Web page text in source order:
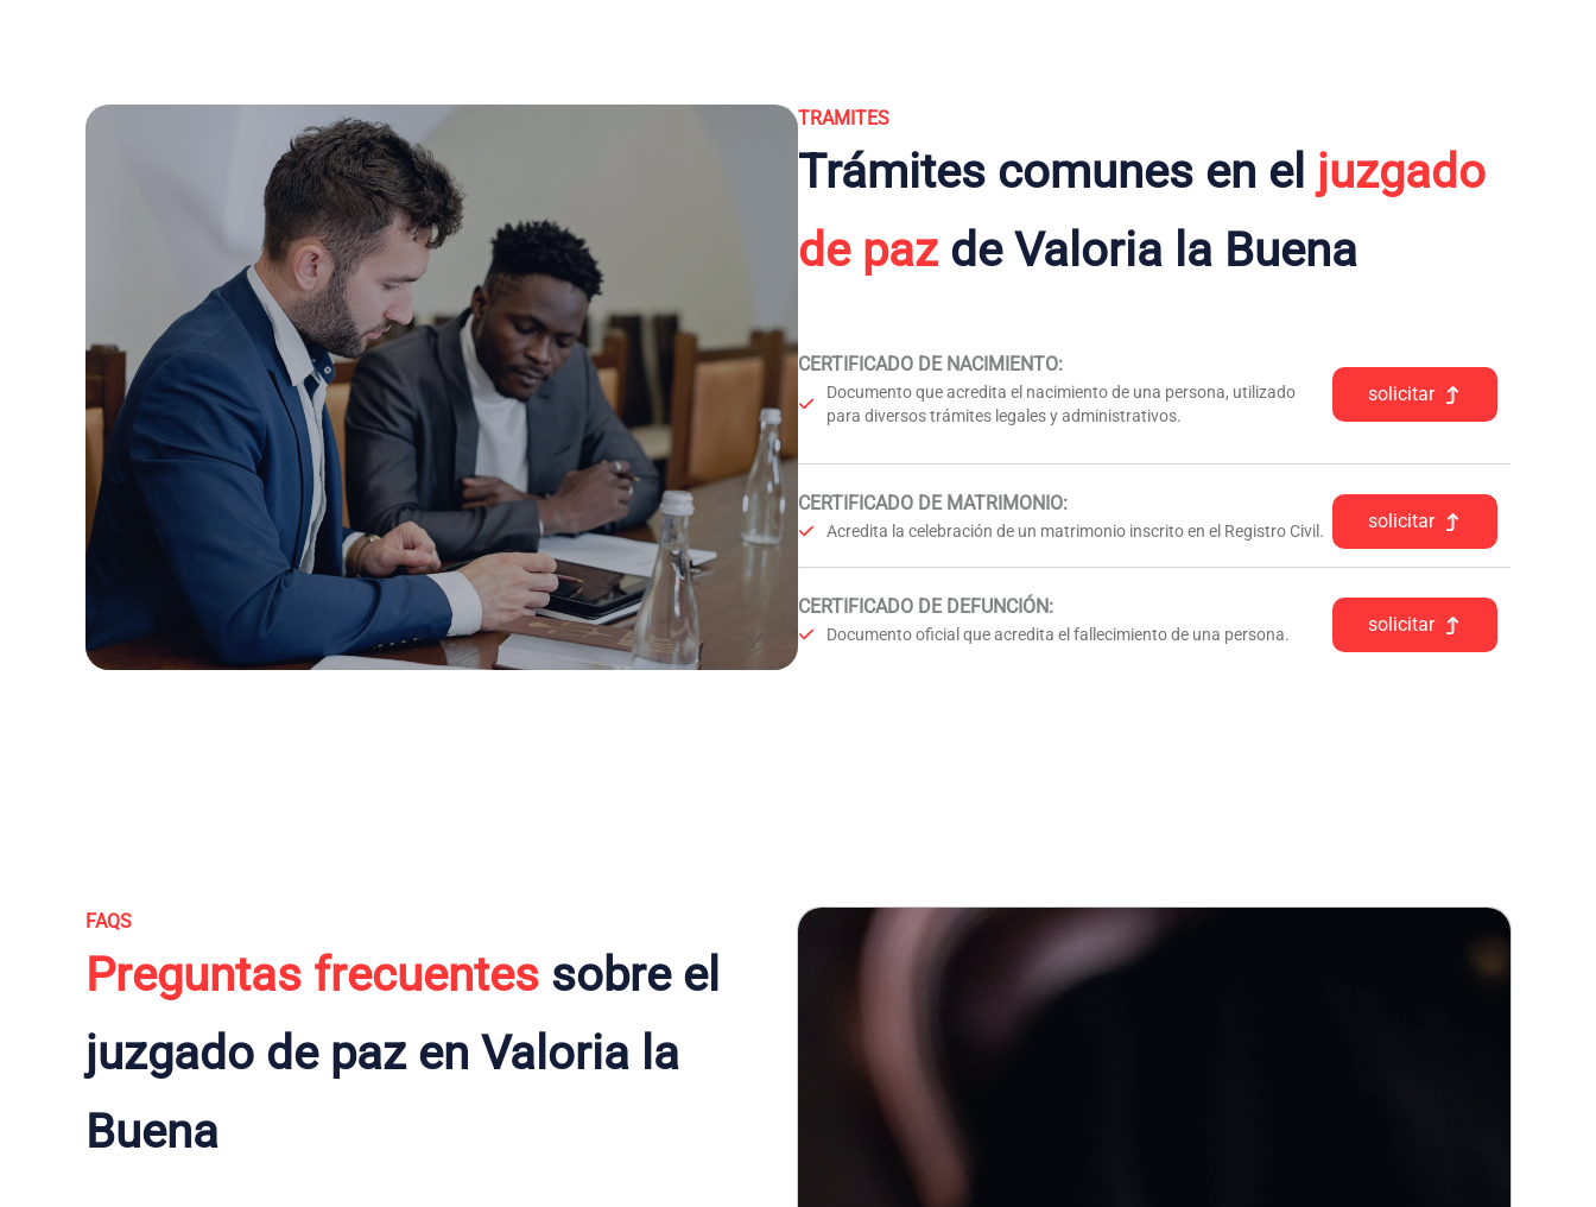
TRAMITES
Trámites comunes en el juzgado
de pazde Valoria la Buena
CERTIFICADO DE NACIMIENTO:
Documento que acredita el nacimiento de una persona, utilizado
para diversos trámites legales y administrativos.
solicitar
CERTIFICADO DE MATRIMONIO:
Acredita la celebración de un matrimonio inscrito en el Registro Civil. solicitar
CERTIFICADO DE DEFUNCIÓN:
Documento oficial que acredita el fallecimiento de una persona. solicitar
FAQS
Preguntas frecuentes sobre el
juzgado de paz en Valoria la
Buena